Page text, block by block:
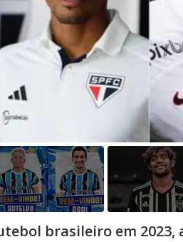
brasileiro em 2023,